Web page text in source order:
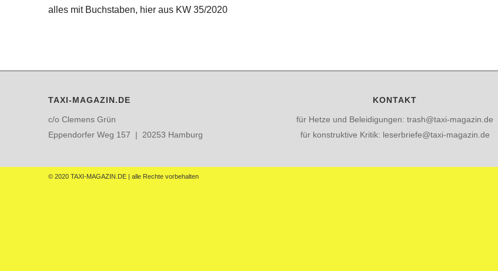
alles mit Buchstaben, hier aus KW 35/2020
TAXI-MAGAZIN.DE
c/o Clemens Grün
Eppendorfer Weg 157 | 20253 Hamburg
KONTAKT
für Hetze und Beleidigungen: trash@taxi-magazin.de
für konstruktive Kritik: leserbriefe@taxi-magazin.de
© 2020 TAXI-MAGAZIN.DE | alle Rechte vorbehalten